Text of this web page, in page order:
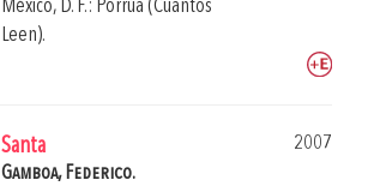
México, D. F.: Porrúa (Cuantos
Leen).
Santa
2007
Gamboa, Federico.